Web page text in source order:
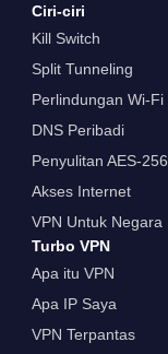
Ciri-ciri
Kill Switch
Split Tunneling
Perlindungan Wi-Fi
DNS Peribadi
Penyulitan AES-256
Akses Internet
VPN Untuk Negara
Turbo VPN
Apa itu VPN
Apa IP Saya
VPN Terpantas